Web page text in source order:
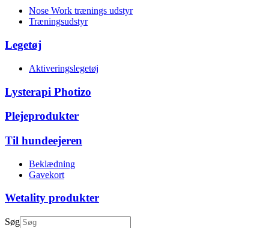
Nose Work trænings udstyr
Træningsudstyr
Legetøj
Aktiveringslegetøj
Lysterapi Photizo
Plejeprodukter
Til hundeejeren
Beklædning
Gavekort
Wetality produkter
Søg